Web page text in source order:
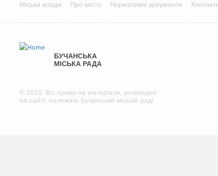
Міська влада Про місто Нормативні документи
БУЧАНСЬКА
МІСЬКА РАДА
© 2015. Всі права на матеріали, розміщені
на сайті, належать Бучанській міській раді